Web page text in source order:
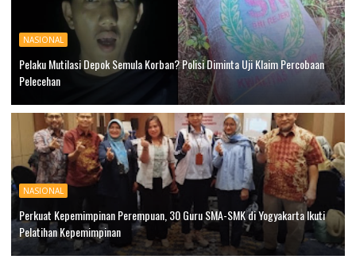
NASIONAL
Pelaku Mutilasi Depok Semula Korban? Polisi Diminta Uji Klaim Percobaan
Pelecehan
NASIONAL
Perkuat Kepemimpinan Perempuan, 30 Guru SMA-SMK di Yogyakarta Ikuti
Pelatihan Kepemimpinan